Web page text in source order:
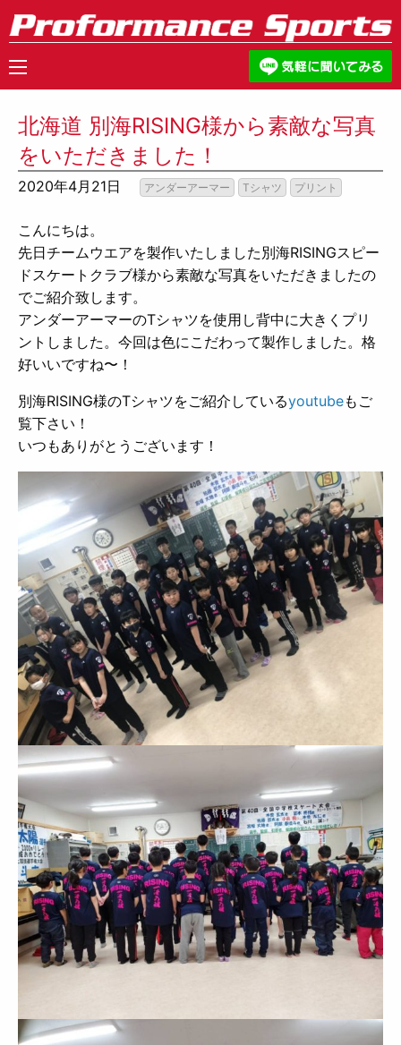
北海道 別海RISING様から素敵な写真
をいただきました！
2020年4月21日 アンダーアーマー Tシャツ プリント
こんにちは。
先日チームウエアを製作いたしました別海RISINGスピー
ドスケートクラブ様から素敵な写真をいただきましたの
でご紹介致します。
アンダーアーマーのTシャツを使用し背中に大きくプリ
ントしました。今回は色にこだわって製作しました。格
好いいですね〜！
別海RISING様のTシャツをご紹介しているyoutubeもご
覧下さい！
いつもありがとうございます！